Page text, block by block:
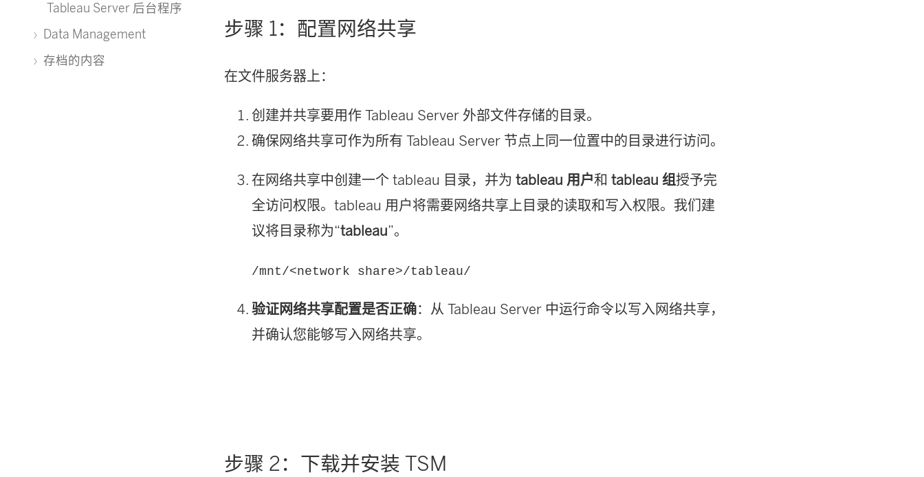
Tableau Server 后台程序
Data Management
存档的内容
步骤 1：配置网络共享
在文件服务器上：
创建并共享要用作 Tableau Server 外部文件存储的目录。
确保网络共享可作为所有 Tableau Server 节点上同一位置中的目录进行访问。
在网络共享中创建一个 tableau 目录，并为tableau 用户和tableau 组授予完
全访问权限。tableau 用户将需要网络共享上目录的读取和写入权限。我们建
议将目录称为“tableau”。
/mnt/<network share>/tableau/
验证网络共享配置是否正确：从 Tableau Server 中运行命令以写入网络共享，
并确认您能够写入网络共享。
步骤 2：下载并安装 TSM